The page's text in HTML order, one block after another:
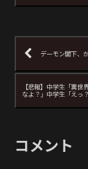
デーモン閣下、
【悲報】中学生「異
なよ？」中学生「えっ？
コメント